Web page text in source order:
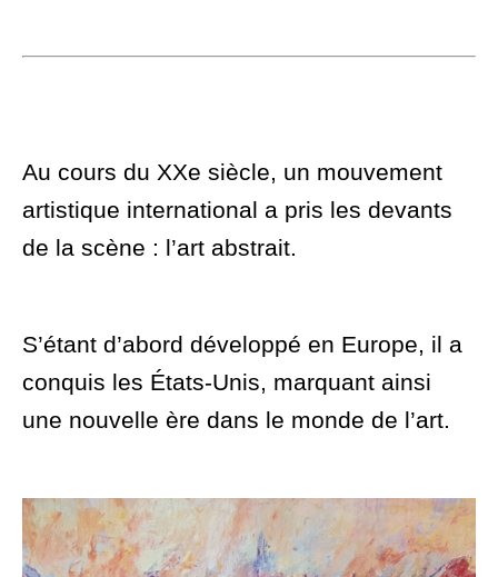
Au cours du XXe siècle, un mouvement
artistique international a pris les devants
de la scène : l’art abstrait.
S’étant d’abord développé en Europe, il a
conquis les États-Unis, marquant ainsi
une nouvelle ère dans le monde de l’art.